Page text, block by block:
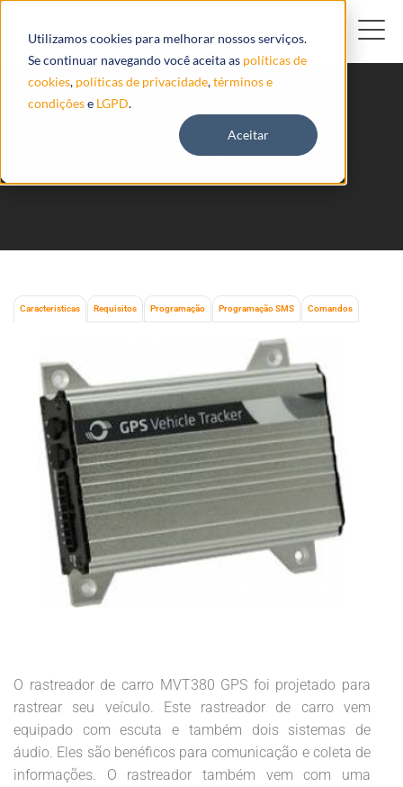
Utilizamos cookies para melhorar nossos serviços.
Se continuar navegando você aceita as políticas de
cookies, políticas de privacidade,términos e
condiçõese LGPD.
Aceitar
MVT380 Meitrack
Caracteristicas Requisitos Programação Programação SMS Comandos
O rastreador de carro MVT380 GPS foi projetado para
rastrear seu veículo. Este rastreador de carro vem
equipado com escuta e também dois sistemas de
áudio. Eles são benéficos para comunicação e coleta de
informações. O rastreador também vem com uma